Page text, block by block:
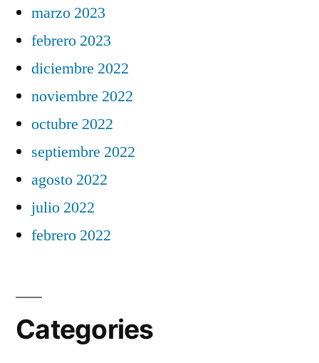
marzo 2023
febrero 2023
diciembre 2022
noviembre 2022
octubre 2022
septiembre 2022
agosto 2022
julio 2022
febrero 2022
Categories